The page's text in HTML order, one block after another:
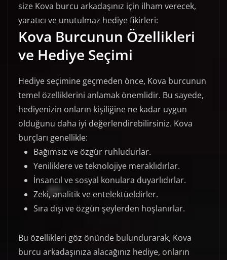
size Kova burcu arkadaşınız için ilham verecek,
yaratıcı ve unutulmaz hediye fikirleri:
Kova Burcunun Özellikleri
ve Hediye Seçimi
Hediye seçimine geçmeden önce, Kova burcunun
temel özelliklerini anlamak önemlidir. Bu sayede,
hediyenizin onların kişiliğine ne kadar uygun
olduğunu daha iyi değerlendirebilirsiniz. Kova
burçları genellikle:
Bağımsız ve özgür ruhludurlar.
Yeniliklere ve teknolojiye meraklıdırlar.
İnsancıl ve sosyal konulara duyarlıdırlar.
Zeki, analitik ve entelektüeldirler.
Sıra dışı ve özgün şeylerden hoşlanırlar.
Bu özellikleri göz önünde bulundurarak, Kova
burcu arkadaşınıza alacağınız hediye, onların